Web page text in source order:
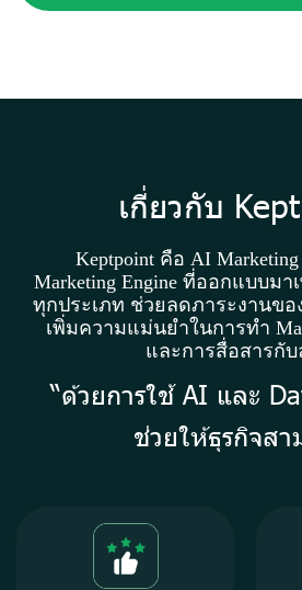
เกี่ยวกับ
Keptpoint คือ AI
Marketing Engine ที่ออกแบบม
ทุกประเภท ช่วยลดภาระงานข
เพิ่มความแม่นยำในการทำ
และการสื่อสารกั
“ด้วยการใช้ AI และ
ช่วยให้ธุรกิจสา